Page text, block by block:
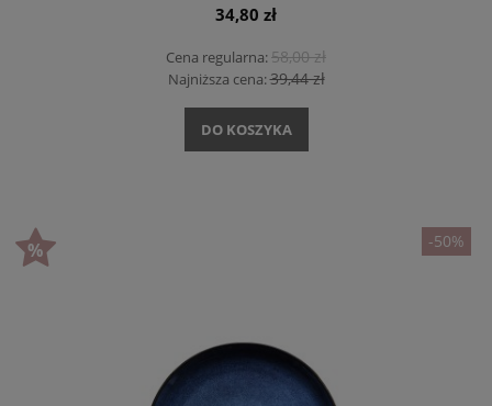
34,80 zł
Cena regularna:58,00 zł
Najniższa cena:39,44 zł
DO KOSZYKA
-50%